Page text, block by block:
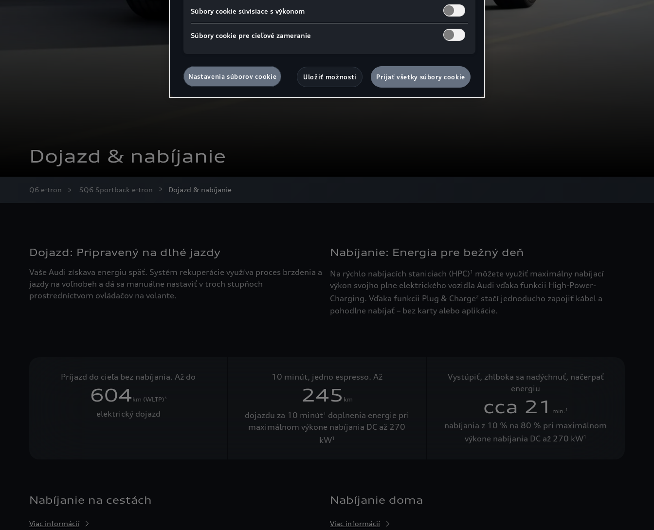
Dojazd & nabíjanie
Q6 e-tron SQ6 Sportback e-tron Dojazd & nabíjanie
Dojazd: Pripravený na dlhé jazdy
Vaše Audi získava energiu späť. Systém rekuperácie využíva proces brzdenia a
jazdy na voľnobeh a dá sa manuálne nastaviť v troch stupňoch
prostredníctvom ovládačov na volante.
Nabíjanie: Energia pre bežný deň
Na rýchlo nabíjacích staniciach (HPC)1
môžete využiť maximálny nabíjací
výkon svojho plne elektrického vozidla Audi vďaka funkcii High-Power-
Charging. Vďaka funkcii Plug & Charge2 stačí jednoducho zapojiť kábel a
pohodlne nabíjať – bez karty alebo aplikácie.
Príjazd do cieľa bez nabíjania. Až do
604 km (WLTP) 5
elektrický dojazd
10 minút, jedno espresso. Až
245 km
dojazdu za 10 minút1
doplnenia energie pri
maximálnom výkone nabíjania DC až 270
kW1
Vystúpiť, zhlboka sa nadýchnuť, načerpať
energiu
cca 21 min. 1
nabíjania z 10 % na 80 % pri maximálnom
výkone nabíjania DC až 270 kW1
Nabíjanie na cestách
Viac informácií
Nabíjanie doma
Viac informácií
Súbory cookie súvisiace s výkonom
Súbory cookie pre cieľové zameranie
Nastavenia súborov cookie Uložiť možnosti Prijať všetky súbory cookie